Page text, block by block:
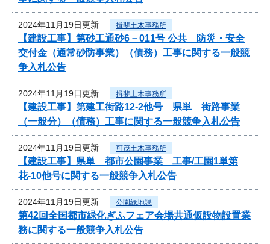
2024年11月19日更新 揖斐土木事務所
【建設工事】第砂工通砂6－011号 公共 防災・安全
交付金（通常砂防事業）（債務）工事に関する一般競
争入札公告
2024年11月19日更新 揖斐土木事務所
【建設工事】第建工街路12-2他号 県単 街路事業
（一般分）（債務）工事に関する一般競争入札公告
2024年11月19日更新 可茂土木事務所
【建設工事】県単 都市公園事業 工事/工園1単第
花-10他号に関する一般競争入札公告
2024年11月19日更新 公園緑地課
第42回全国都市緑化ぎふフェア会場共通仮設物設置業
務に関する一般競争入札公告